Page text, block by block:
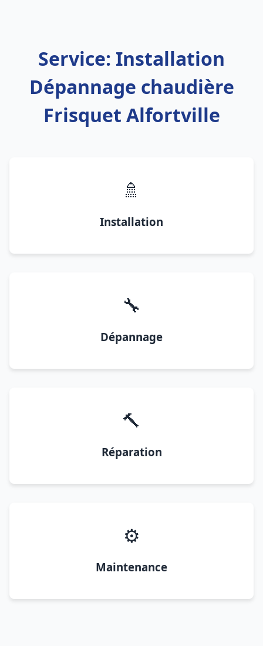
Service: Installation
Dépannage chaudière
Frisquet Alfortville
🚿
Installation
🔧
Dépannage
🔨
Réparation
⚙️
Maintenance